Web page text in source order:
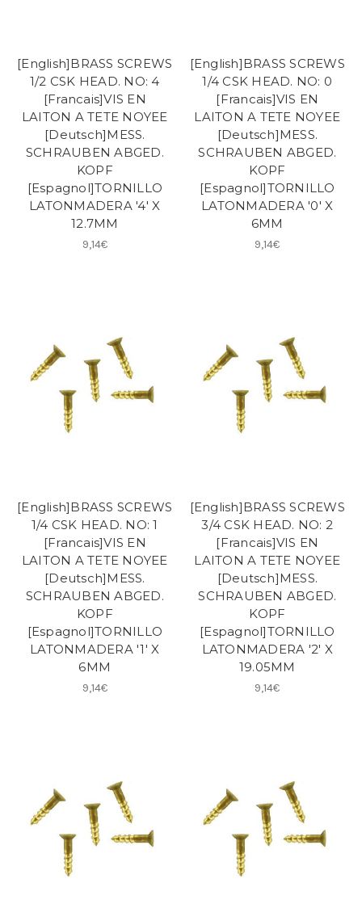
[English]BRASS SCREWS
1/2 CSK HEAD. NO: 4
[Francais]VIS EN
LAITON A TETE NOYEE
[Deutsch]MESS.
SCHRAUBEN ABGED.
KOPF
[Espagnol]TORNILLO
LATONMADERA '4' X
12.7MM
9,14€
[English]BRASS SCREWS
1/4 CSK HEAD. NO: 0
[Francais]VIS EN
LAITON A TETE NOYEE
[Deutsch]MESS.
SCHRAUBEN ABGED.
KOPF
[Espagnol]TORNILLO
LATONMADERA '0' X
6MM
9,14€
[English]BRASS SCREWS
1/4 CSK HEAD. NO: 1
[Francais]VIS EN
LAITON A TETE NOYEE
[Deutsch]MESS.
SCHRAUBEN ABGED.
KOPF
[Espagnol]TORNILLO
LATONMADERA '1' X
6MM
9,14€
[English]BRASS SCREWS
3/4 CSK HEAD. NO: 2
[Francais]VIS EN
LAITON A TETE NOYEE
[Deutsch]MESS.
SCHRAUBEN ABGED.
KOPF
[Espagnol]TORNILLO
LATONMADERA '2' X
19.05MM
9,14€